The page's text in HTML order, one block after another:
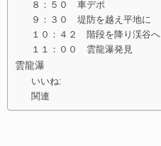
８：５０ 車デポ
９：３０ 堤防を越え平地に
１０：４２ 階段を降り渓谷へ
１１：００ 雲龍瀑発見
雲龍瀑
いいね:
関連